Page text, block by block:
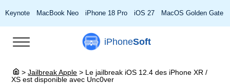
Keynote MacBook Neo iPhone 18 Pro iOS 27 MacOS Golden Gate
iPhoneSoft
> Jailbreak Apple > Le jailbreak iOS 12.4 des iPhone XR /
XS est disponible avec Unc0ver